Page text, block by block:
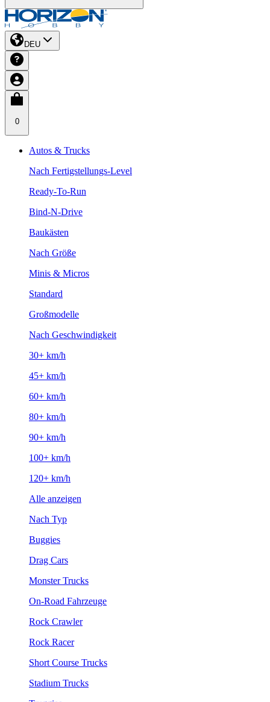
DEU
0
Autos & Trucks
Nach Fertigstellungs-Level
Ready-To-Run
Bind-N-Drive
Baukästen
Nach Größe
Minis & Micros
Standard
Großmodelle
Nach Geschwindigkeit
30+ km/h
45+ km/h
60+ km/h
80+ km/h
90+ km/h
100+ km/h
120+ km/h
Alle anzeigen
Nach Typ
Buggies
Drag Cars
Monster Trucks
On-Road Fahrzeuge
Rock Crawler
Rock Racer
Short Course Trucks
Stadium Trucks